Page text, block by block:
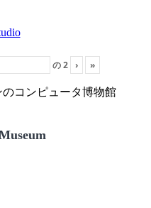
の2 › »
のコンピュータ博物館